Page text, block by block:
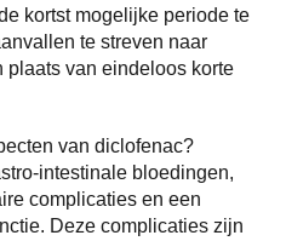
kortst mogelijke periode te
te streven naar
plaats van eindeloos korte
van diclofenac?
intestinale bloedingen,
complicaties en een
Deze complicaties zijn